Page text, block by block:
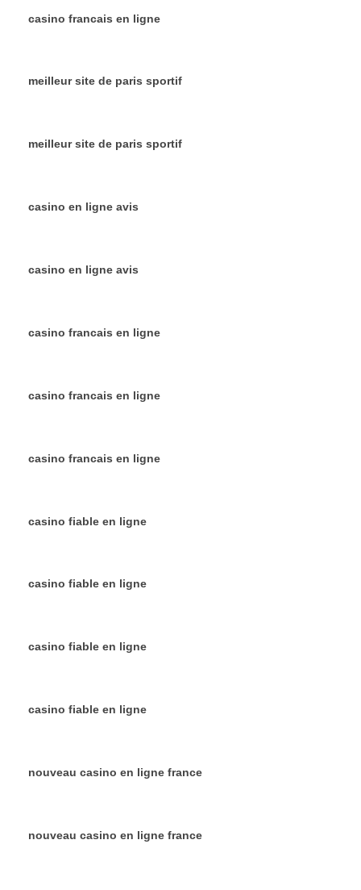
casino francais en ligne
meilleur site de paris sportif
meilleur site de paris sportif
casino en ligne avis
casino en ligne avis
casino francais en ligne
casino francais en ligne
casino francais en ligne
casino fiable en ligne
casino fiable en ligne
casino fiable en ligne
casino fiable en ligne
nouveau casino en ligne france
nouveau casino en ligne france